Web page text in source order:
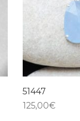
51447
125,00€